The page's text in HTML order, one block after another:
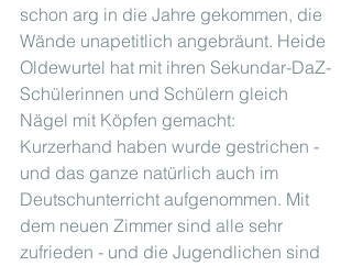
schon arg in die Jahre gekommen, die
Wände unapetitlich angebräunt. Heide
Oldewurtel hat mit ihren Sekundar-DaZ-
Schülerinnen und Schülern gleich
Nägel mit Köpfen gemacht:
Kurzerhand haben wurde gestrichen -
und das ganze natürlich auch im
Deutschunterricht aufgenommen. Mit
dem neuen Zimmer sind alle sehr
zufrieden - und die Jugendlichen sind